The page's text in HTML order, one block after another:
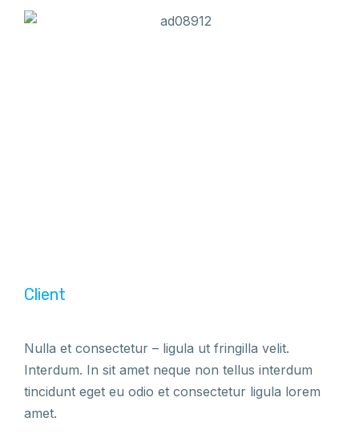
Client
Nulla et consectetur – ligula ut fringilla velit.
Interdum. In sit amet neque non tellus interdum
tincidunt eget eu odio et consectetur ligula lorem
amet.